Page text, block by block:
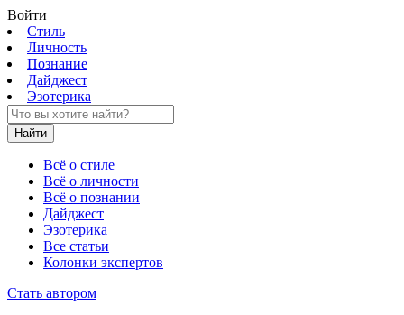
Войти
Стиль
Личность
Познание
Дайджест
Эзотерика
Найти
Всё о стиле
Всё о личности
Всё о познании
Дайджест
Эзотерика
Все статьи
Колонки экспертов
Стать автором